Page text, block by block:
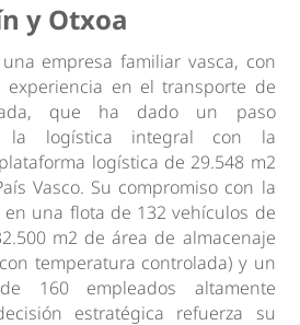
y Otxoa
empresa familiar vasca, con
en el transporte de
que ha dado un paso
la logística integral con la
logística de 29.548 m2
Vasco. Su compromiso con la
una flota de 132 vehículos de
m2 de área de almacenaje
temperatura controlada) y un
160 empleados altamente
estratégica refuerza su